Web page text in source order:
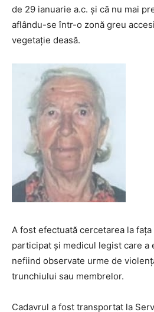
de 29 ianuarie a.c. și că nu mai
aflându-se într-o zonă greu
vegetație deasă.
A fost efectuată cercetarea la
participat și medicul legist care a
nefiind observate urme de
trunchiului sau membrelor.
Cadavrul a fost transportat la